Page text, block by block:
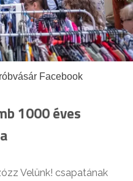
Facebook
1000 éves
Velünk! csapatának